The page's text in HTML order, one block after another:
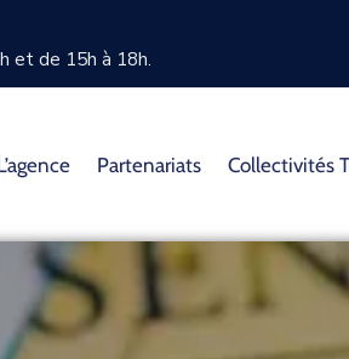
et de 15h à 18h.
Partenariats Collectivités